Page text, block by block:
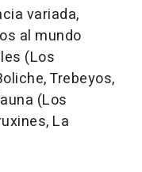
variada,
al mundo
(Los
Trebeyos,
(Los
La